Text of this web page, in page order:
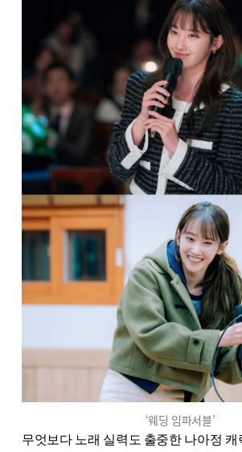
‘웨딩 임파서블’
무엇보다 노래 실력도 출중한 나아정